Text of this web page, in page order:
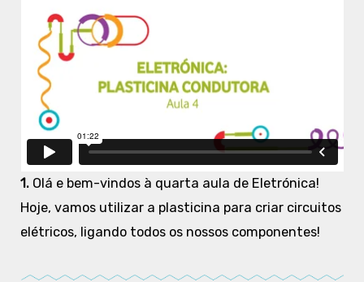
1. Olá e bem-vindos à quarta aula de Eletrónica!
Hoje, vamos utilizar a plasticina para criar circuitos
elétricos, ligando todos os nossos componentes!